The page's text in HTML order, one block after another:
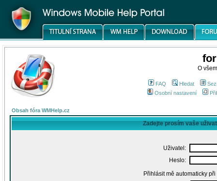
O
FAQ Hledat
Osobní nastavení
Obsah fóra WMHelp.cz
Zadejte prosím vaše
Uživatel:
Heslo:
Přihlásit mě automaticky